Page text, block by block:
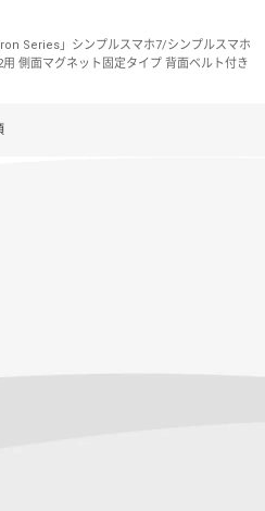
Series」シンプルスマホ7/シンプルスマホ
側面マグネット固定タイプ 背面ベルト付き